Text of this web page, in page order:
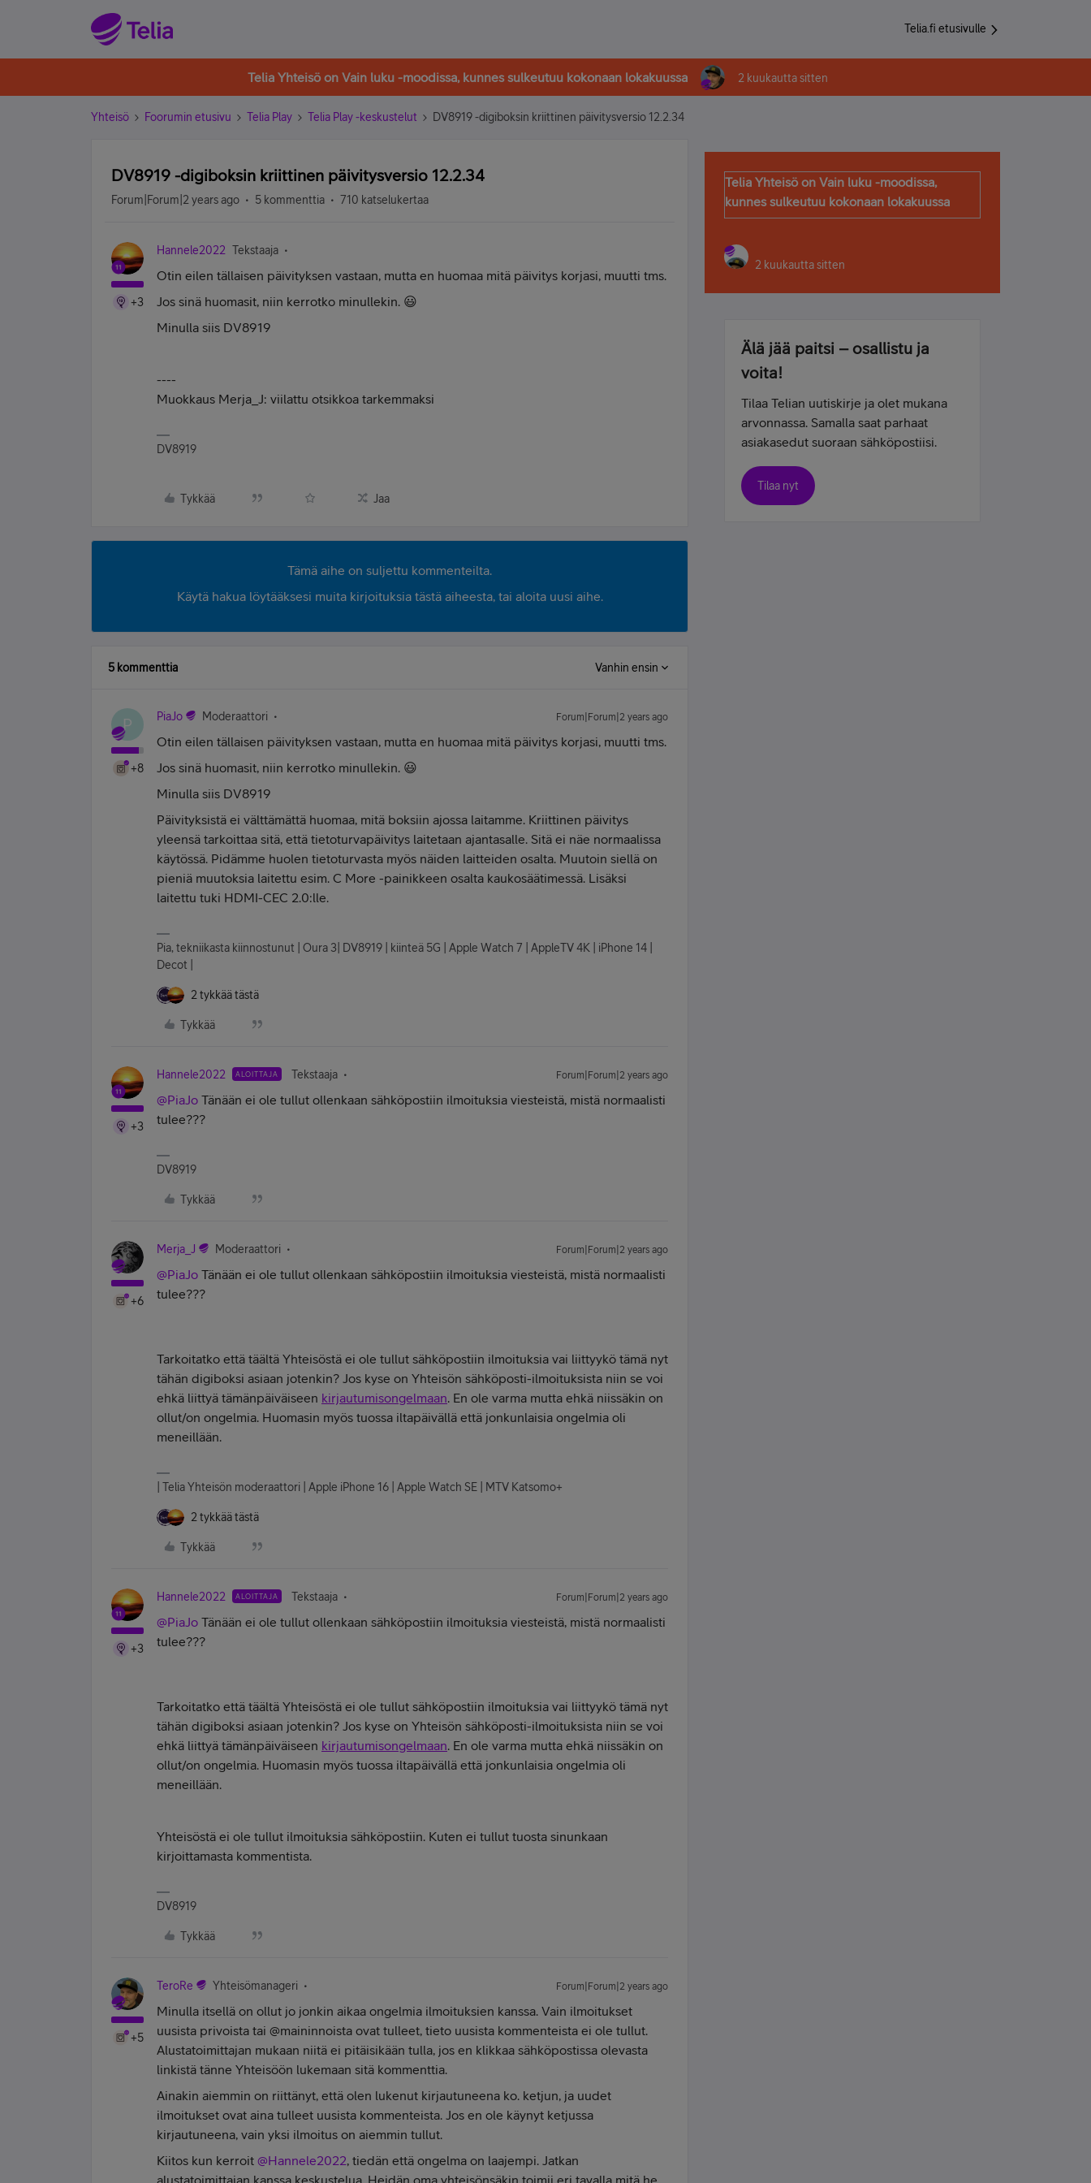
Telia.fi etusivulle
Telia Yhteisö on Vain luku -moodissa, kunnes sulkeutuu kokonaan lokakuussa 2 kuukautta sitten
Yhteisö Foorumin etusivu Telia Play Telia Play -keskustelut DV8919 -digiboksin kriittinen päivitysversio 12.2.34
DV8919 -digiboksin kriittinen päivitysversio 12.2.34
Forum|Forum|2 years ago 5 kommenttia 710 katselukertaa
+3
Hannele2022 Tekstaaja
Otin eilen tällaisen päivityksen vastaan, mutta en huomaa mitä päivitys korjasi, muutti tms.
Jos sinä huomasit, niin kerrotko minullekin. 😃
Minulla siis DV8919
----
Muokkaus Merja_J: viilattu otsikkoa tarkemmaksi
DV8919
Tykkää Jaa
Tämä aihe on suljettu kommenteilta.
Käytä hakua löytääksesi muita kirjoituksia tästä aiheesta, tai aloita uusi aihe.
5 kommenttia Vanhin ensin
P
+8
PiaJo Moderaattori Forum|Forum|2 years ago
Otin eilen tällaisen päivityksen vastaan, mutta en huomaa mitä päivitys korjasi, muutti tms.
Jos sinä huomasit, niin kerrotko minullekin. 😃
Minulla siis DV8919
Päivityksistä ei välttämättä huomaa, mitä boksiin ajossa laitamme. Kriittinen päivitys
yleensä tarkoittaa sitä, että tietoturvapäivitys laitetaan ajantasalle. Sitä ei näe normaalissa
käytössä. Pidämme huolen tietoturvasta myös näiden laitteiden osalta. Muutoin siellä on
pieniä muutoksia laitettu esim. C More -painikkeen osalta kaukosäätimessä. Lisäksi
laitettu tuki HDMI-CEC 2.0:lle.
Pia, tekniikasta kiinnostunut | Oura 3| DV8919 | kiinteä 5G | Apple Watch 7 | AppleTV 4K | iPhone 14 |
Decot |
2 tykkää tästä
Tykkää
+3
Hannele2022 ALOITTAJA Tekstaaja Forum|Forum|2 years ago
@PiaJo Tänään ei ole tullut ollenkaan sähköpostiin ilmoituksia viesteistä, mistä normaalisti
tulee???
DV8919
Tykkää
+6
Merja_J Moderaattori Forum|Forum|2 years ago
@PiaJo Tänään ei ole tullut ollenkaan sähköpostiin ilmoituksia viesteistä, mistä normaalisti
tulee???
Tarkoitatko että täältä Yhteisöstä ei ole tullut sähköpostiin ilmoituksia vai liittyykö tämä nyt
tähän digiboksi asiaan jotenkin? Jos kyse on Yhteisön sähköposti-ilmoituksista niin se voi
ehkä liittyä tämänpäiväiseen kirjautumisongelmaan. En ole varma mutta ehkä niissäkin on
ollut/on ongelmia. Huomasin myös tuossa iltapäivällä että jonkunlaisia ongelmia oli
meneillään.
| Telia Yhteisön moderaattori | Apple iPhone 16 | Apple Watch SE | MTV Katsomo+
2 tykkää tästä
Tykkää
+3
Hannele2022 ALOITTAJA Tekstaaja Forum|Forum|2 years ago
@PiaJo Tänään ei ole tullut ollenkaan sähköpostiin ilmoituksia viesteistä, mistä normaalisti
tulee???
Tarkoitatko että täältä Yhteisöstä ei ole tullut sähköpostiin ilmoituksia vai liittyykö tämä nyt
tähän digiboksi asiaan jotenkin? Jos kyse on Yhteisön sähköposti-ilmoituksista niin se voi
ehkä liittyä tämänpäiväiseen kirjautumisongelmaan. En ole varma mutta ehkä niissäkin on
ollut/on ongelmia. Huomasin myös tuossa iltapäivällä että jonkunlaisia ongelmia oli
meneillään.
Yhteisöstä ei ole tullut ilmoituksia sähköpostiin. Kuten ei tullut tuosta sinunkaan
kirjoittamasta kommentista.
DV8919
Tykkää
+5
TeroRe Yhteisömanageri Forum|Forum|2 years ago
Minulla itsellä on ollut jo jonkin aikaa ongelmia ilmoituksien kanssa. Vain ilmoitukset
uusista privoista tai @maininnoista ovat tulleet, tieto uusista kommenteista ei ole tullut.
Alustatoimittajan mukaan niitä ei pitäisikään tulla, jos en klikkaa sähköpostissa olevasta
linkistä tänne Yhteisöön lukemaan sitä kommenttia.
Ainakin aiemmin on riittänyt, että olen lukenut kirjautuneena ko. ketjun, ja uudet
ilmoitukset ovat aina tulleet uusista kommenteista. Jos en ole käynyt ketjussa
kirjautuneena, vain yksi ilmoitus on aiemmin tullut.
Kiitos kun kerroit @Hannele2022, tiedän että ongelma on laajempi. Jatkan
alustatoimittajan kanssa keskustelua. Heidän oma yhteisönsäkin toimii eri tavalla mitä he
Telia Yhteisö on Vain luku -moodissa,
kunnes sulkeutuu kokonaan lokakuussa
2 kuukautta sitten
Älä jää paitsi – osallistu ja
voita!
Tilaa Telian uutiskirje ja olet mukana
arvonnassa. Samalla saat parhaat
asiakasedut suoraan sähköpostiisi.
Tilaa nyt